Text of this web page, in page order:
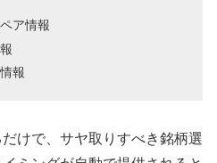
ア情報
報
けで、サヤ取りすべき銘柄選